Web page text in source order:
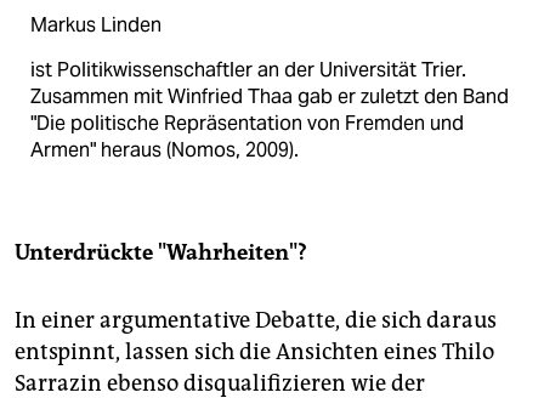
Markus Linden
ist Politikwissenschaftler an der Universität Trier.
Zusammen mit Winfried Thaa gab er zuletzt den Band
"Die politische Repräsentation von Fremden und
Armen" heraus (Nomos, 2009).
Unterdrückte "Wahrheiten"?
In einer argumentative Debatte, die sich daraus
entspinnt, lassen sich die Ansichten eines Thilo
Sarrazin ebenso disqualifizieren wie der